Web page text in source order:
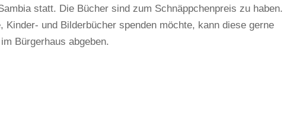
statt. Die Bücher sind zum Schnäppchenpreis zu haben.
Kinder- und Bilderbücher spenden möchte, kann diese gerne
Bürgerhaus abgeben.